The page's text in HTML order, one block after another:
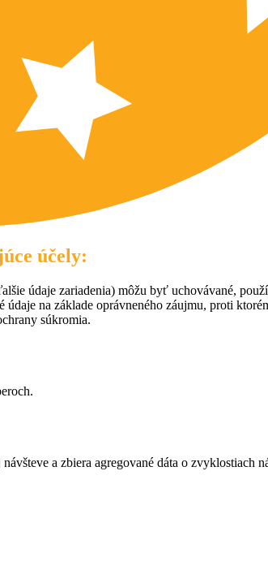
účely:
údaje zariadenia) môžu byť uchovávané,
na základe oprávneného záujmu, proti
súkromia.
a zbiera agregované dáta o zvyklostiach